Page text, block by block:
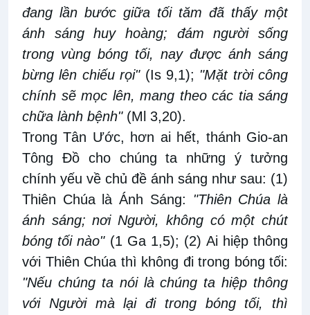
đang lần bước giữa tối tăm đã thấy một
ánh sáng huy hoàng; đám người sống
trong vùng bóng tối, nay được ánh sáng
bừng lên chiếu rọi"(Is 9,1); "Mặt trời công
chính sẽ mọc lên, mang theo các tia sáng
chữa lành bệnh"(Ml 3,20).
Trong Tân Ước, hơn ai hết, thánh Gio-an
Tông Đồ cho chúng ta những ý tưởng
chính yếu về chủ đề ánh sáng như sau: (1)
Thiên Chúa là Ánh Sáng: "Thiên Chúa là
ánh sáng; nơi Người, không có một chút
bóng tối nào"(1 Ga 1,5); (2) Ai hiệp thông
với Thiên Chúa thì không đi trong bóng tối:
"Nếu chúng ta nói là chúng ta hiệp thông
với Người mà lại đi trong bóng tối, thì